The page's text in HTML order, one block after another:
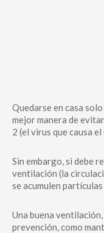
Quedarse en casa
mejor manera de
2 (el virus que causa
Sin embargo, si debe
ventilación (la
se acumulen
Una buena
prevención, como